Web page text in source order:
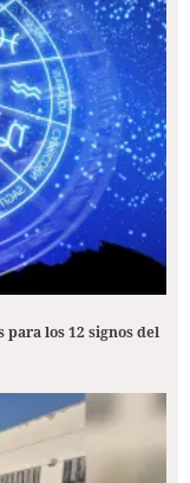
para los 12 signos del